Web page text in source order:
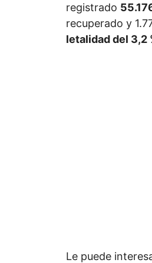
registrado
recuperado y
letalidad del 3,2
Le puede